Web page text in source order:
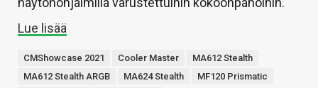
Lue lisää
CMShowcase 2021 Cooler Master
MA612 Stealth
MA612 Stealth ARGB
MA624 Stealth
MF120 Prismatic